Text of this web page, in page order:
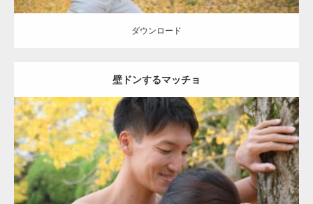
ダウンロード
壁ドンするマッチョ
Update: 2021.07.8
Category:公園のマッチョ その他 AKIHITO(細マッチョ) 大胸筋 肩 腹
筋